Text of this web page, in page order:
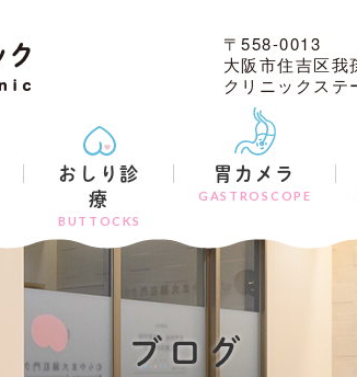
〒558-0013
大阪市住吉区我
クリニックス
おしり診
療
BUTTOCKS
胃カメラ
GASTROSCOPE
ブログ